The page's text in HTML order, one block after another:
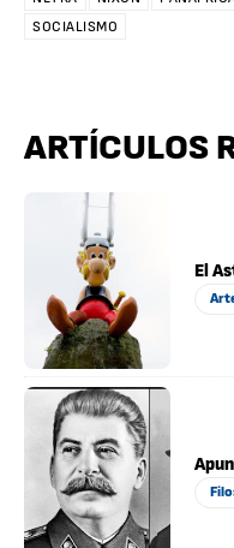
SOCIALISMO
ARTÍCULOS
El